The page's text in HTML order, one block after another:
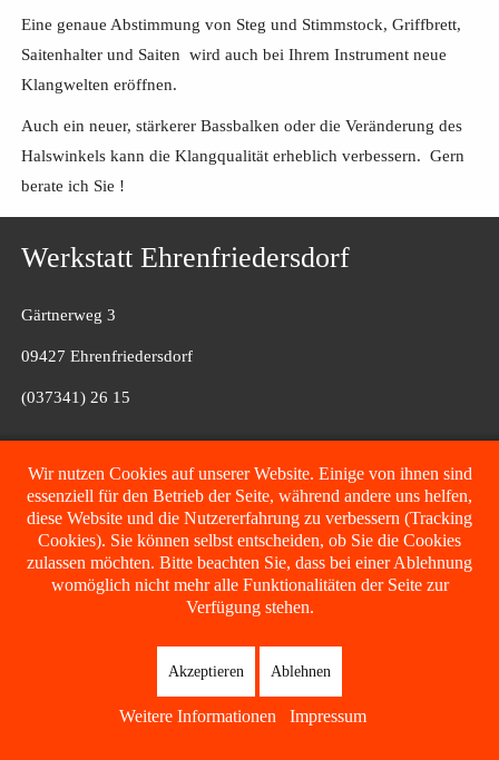
Eine genaue Abstimmung von Steg und Stimmstock, Griffbrett,
Saitenhalter und Saiten wird auch bei Ihrem Instrument neue
Klangwelten eröffnen.
Auch ein neuer, stärkerer Bassbalken oder die Veränderung des
Halswinkels kann die Klangqualität erheblich verbessern. Gern
berate ich Sie !
Werkstatt Ehrenfriedersdorf
Gärtnerweg 3
09427 Ehrenfriedersdorf
(037341) 26 15
Filiale Fulda
Glenn-Miller-Straße 7
36041 Fulda
Datenschutzhinweise Sitemap Impressum
Wir nutzen Cookies auf unserer Website. Einige von ihnen sind
essenziell für den Betrieb der Seite, während andere uns helfen,
diese Website und die Nutzererfahrung zu verbessern (Tracking
Cookies). Sie können selbst entscheiden, ob Sie die Cookies
zulassen möchten. Bitte beachten Sie, dass bei einer Ablehnung
womöglich nicht mehr alle Funktionalitäten der Seite zur
Verfügung stehen.
Akzeptieren Ablehnen
Weitere Informationen Impressum